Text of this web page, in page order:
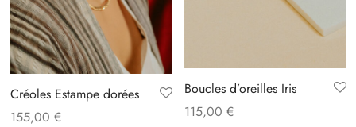
Créoles Estampe dorées
155,00 €
Boucles d’oreilles Iris
115,00 €